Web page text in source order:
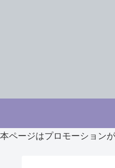
本ページはプロモーション